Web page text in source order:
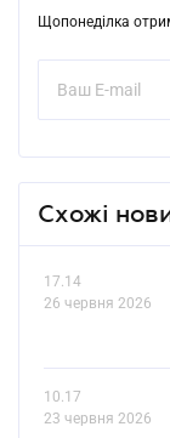
Щопонеділка
Схожі
17.14
26 червня 2026
10.17
23 червня 2026